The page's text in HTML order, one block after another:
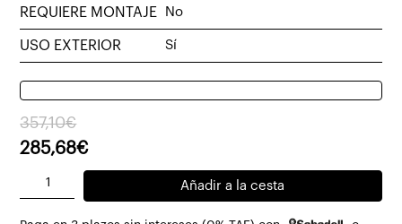
REQUIERE MONTAJE No
USO EXTERIOR Sí
357,10€
El
precio
original
era:
357,10€.
285,68€
El
precio
es:
285,68€.
Silla
Añadir a la cesta